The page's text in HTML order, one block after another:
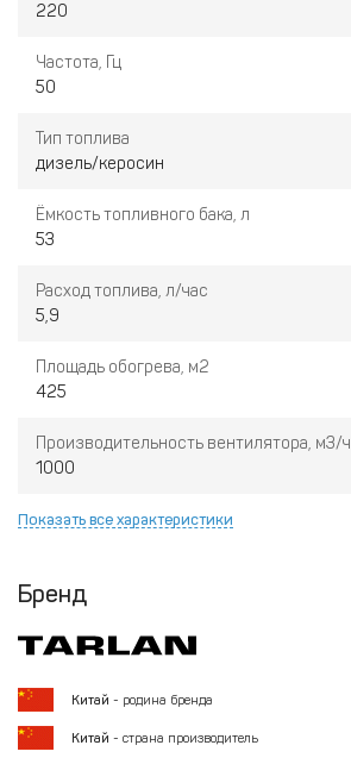
220
Частота, Гц
50
Тип топлива
дизель/керосин
Ёмкость топливного бака, л
53
Расход топлива, л/час
5,9
Площадь обогрева, м2
425
Производительность вентилятора, м3/ч
1000
Показать все характеристики
Бренд
Китай - родина бренда
Китай - страна производитель